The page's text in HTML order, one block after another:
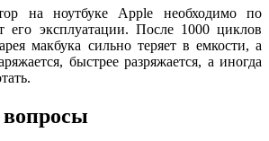
на ноутбуке Apple необходимо по
его эксплуатации. После 1000 циклов
макбука сильно теряет в емкости, а
быстрее разряжается, а иногда